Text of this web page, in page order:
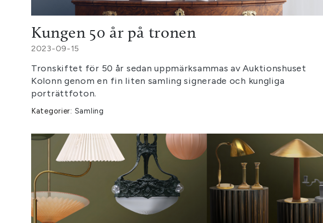
Kungen 50 år på tronen
2023-09-15
Tronskiftet för 50 år sedan uppmärksammas av Auktionshuset
Kolonn genom en fin liten samling signerade och kungliga
porträttfoton.
Kategorier: Samling